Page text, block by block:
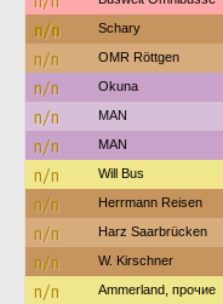
n/n Schary
n/n OMR Röttgen
n/n Okuna
n/n MAN
n/n MAN
n/n Will Bus
n/n Herrmann Reisen
n/n Harz Saarbrücken
n/n W. Kirschner
n/n Ammerland, прочие